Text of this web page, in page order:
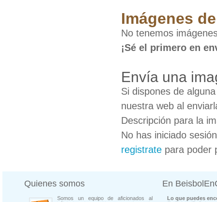
Imágenes
No tenemos
¡Sé el primero en
Envía una
Si dispones de
nuestra web al
Descripción para la
No has iniciado
registrate para poder
Quienes somos
Somos un equipo de aficionados al
En
Lo que puedes